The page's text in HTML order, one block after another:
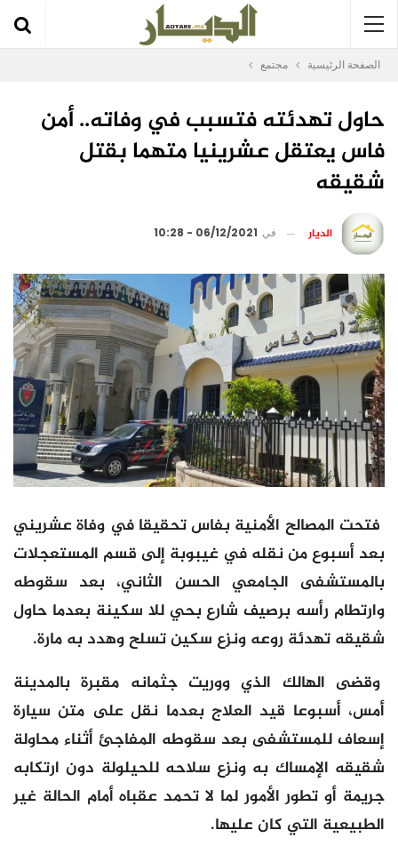
الصفحة الرئيسية مجتمع
حاول تهدئته فتسبب في وفاته.. أمن
فاس يعتقل عشرينيا متهما بقتل
شقيقه
الديار في 06/12/2021 - 10:28
فتحت المصالح الأمنية بفاس تحقيقا في وفاة عشريني
بعد أسبوع من نقله في غيبوبة إلى قسم المستعجلات
بالمستشفى الجامعي الحسن الثاني، بعد سقوطه
وارتطام رأسه برصيف شارع بحي للا سكينة بعدما حاول
شقيقه تهدئة روعه ونزع سكين تسلح وهدد به مارة.
وقضى الهالك الذي ووريت جثمانه مقبرة بالمدينة
أمس، أسبوعا قيد العلاج بعدما نقل على متن سيارة
إسعاف للمستشفى بعد سقوطه المفاجئ أثناء محاولة
شقيقه الإمساك به ونزع سلاحه للحيلولة دون ارتكابه
جريمة أو تطور الأمور لما لا تحمد عقباه أمام الحالة غير
الطبيعية التي كان عليها.